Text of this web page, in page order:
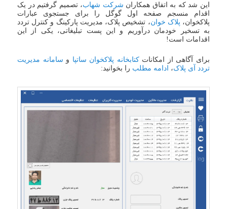
این شد که به اتفاق همکاران شرکت شهاب، تصمیم گرفتیم در یک
اقدام منسجم صفحه اول گوگل را برای جستجوی عبارات
پلاکخوان، پلاک خوان، تشخیص پلاک، مدیریت پارکینگ و کنترل تردد
به تسخیر خودمان درآوریم و این پست تبلیغاتی، یکی از این
اقدامات است!
برای آگاهی از امکاناتکتابخانه پلاکخوان ساتپا و سامانه مدیریت
تردد آی پلاک، ادامه مطلب را بخوانید: